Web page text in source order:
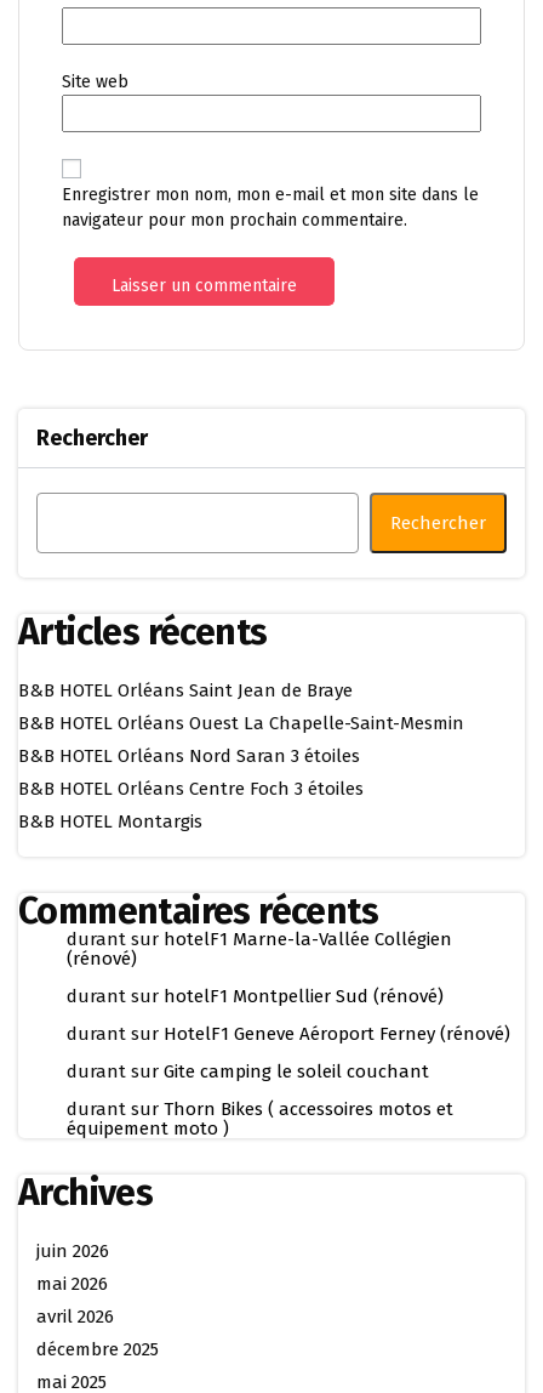
Site web
Enregistrer mon nom, mon e-mail et mon site dans le
navigateur pour mon prochain commentaire.
Rechercher
Rechercher
Articles récents
B&B HOTEL Orléans Saint Jean de Braye
B&B HOTEL Orléans Ouest La Chapelle-Saint-Mesmin
B&B HOTEL Orléans Nord Saran 3 étoiles
B&B HOTEL Orléans Centre Foch 3 étoiles
B&B HOTEL Montargis
Commentaires récents
durant sur hotelF1 Marne-la-Vallée Collégien
(rénové)
durant sur hotelF1 Montpellier Sud (rénové)
durant sur HotelF1 Geneve Aéroport Ferney (rénové)
durant sur Gite camping le soleil couchant
durant sur Thorn Bikes ( accessoires motos et
équipement moto )
Archives
juin 2026
mai 2026
avril 2026
décembre 2025
mai 2025